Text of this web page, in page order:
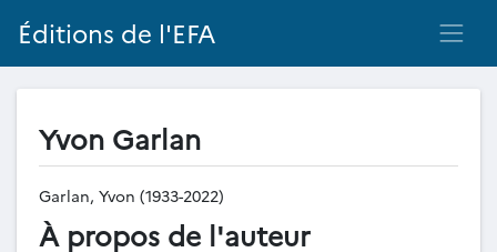
Éditions de l'EFA
Yvon Garlan
Garlan, Yvon (1933-2022)
À propos de l'auteur